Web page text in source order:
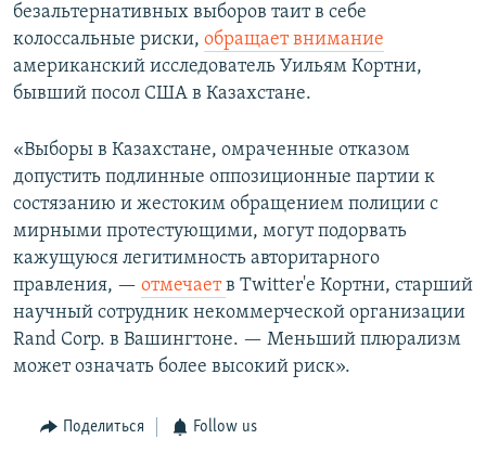
безальтернативных выборов таит в себе
колоссальные риски, обращает внимание
американский исследователь Уильям Кортни,
бывший посол США в Казахстане.
«Выборы в Казахстане, омраченные отказом
допустить подлинные оппозиционные партии к
состязанию и жестоким обращением полиции с
мирными протестующими, могут подорвать
кажущуюся легитимность авторитарного
правления, — отмечает в Twitter'е Кортни, старший
научный сотрудник некоммерческой организации
Rand Corp. в Вашингтоне. — Меньший плюрализм
может означать более высокий риск».
Поделиться Follow us